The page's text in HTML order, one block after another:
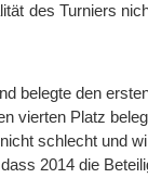
des Turniers
belegte den
vierten Platz
schlecht und
2014 die